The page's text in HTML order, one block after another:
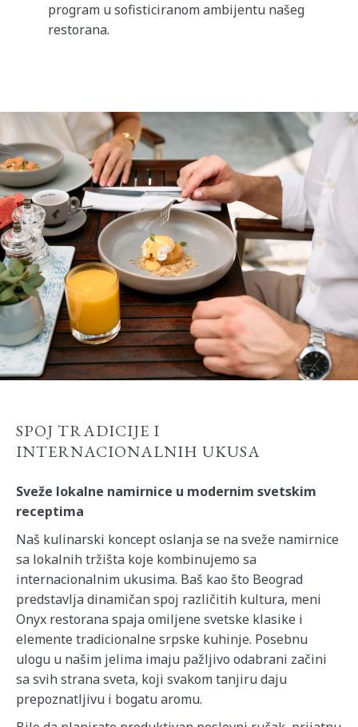
program u sofisticiranom ambijentu našeg
restorana.
SPOJ TRADICIJE I
INTERNACIONALNIH UKUSA
Sveže lokalne namirnice u modernim svetskim
receptima
Naš kulinarski koncept oslanja se na sveže namirnice
sa lokalnih tržišta koje kombinujemo sa
internacionalnim ukusima. Baš kao što Beograd
predstavlja dinamičan spoj različitih kultura, meni
Onyx restorana spaja omiljene svetske klasike i
elemente tradicionalne srpske kuhinje. Posebnu
ulogu u našim jelima imaju pažljivo odabrani začini
sa svih strana sveta, koji svakom tanjiru daju
prepoznatljivu i bogatu aromu.